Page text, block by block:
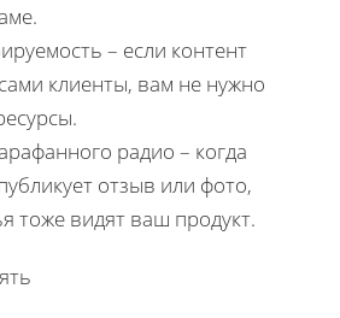
– если контент
клиенты, вам не нужно
радио – когда
отзыв или фото,
тоже видят ваш продукт.